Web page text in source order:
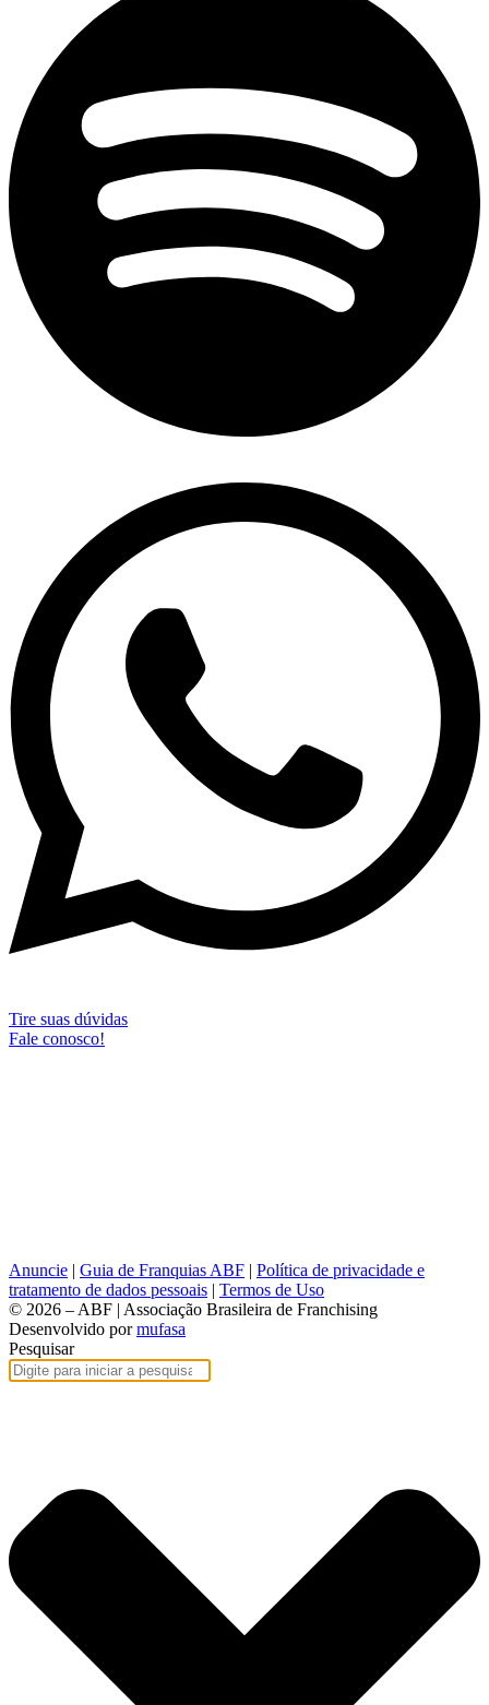
Tire suas dúvidas
Fale conosco!
Anuncie | Guia de Franquias ABF | Política de privacidade e
tratamento de dados pessoais | Termos de Uso
© 2026 – ABF | Associação Brasileira de Franchising
Desenvolvido pormufasa
Pesquisar